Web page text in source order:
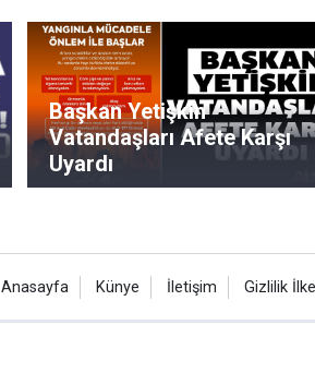
Başkan Yetişkin
Vatandaşları Afete Karşı
Uyardı
Anasayfa Künye İletişim Gizlilik